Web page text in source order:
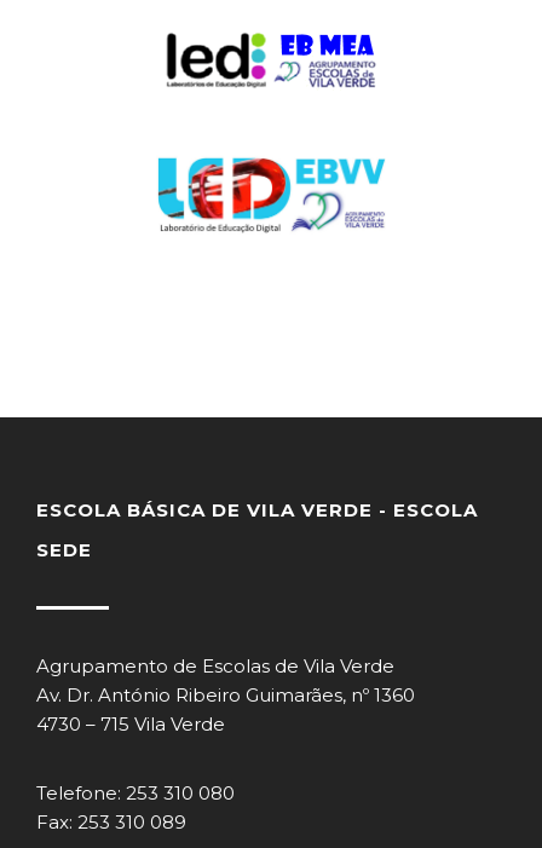
ESCOLA BÁSICA DE VILA VERDE - ESCOLA
SEDE
Agrupamento de Escolas de Vila Verde
Av. Dr. António Ribeiro Guimarães, nº 1360
4730 – 715 Vila Verde
Telefone: 253 310 080
Fax: 253 310 089